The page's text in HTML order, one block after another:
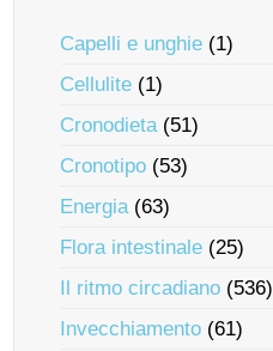
Capelli e unghie (1)
Cellulite (1)
Cronodieta(51)
Cronotipo (53)
Energia(63)
Flora intestinale (25)
Il ritmo circadiano (536)
Invecchiamento (61)